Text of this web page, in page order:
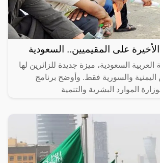
الأخيرة على المقيميين.. السعودية
السعودية، ميزة جديدة للزائرين لها
اليمنية والسورية فقط. وأوضح برنامج
الموارد البشرية والتنمية